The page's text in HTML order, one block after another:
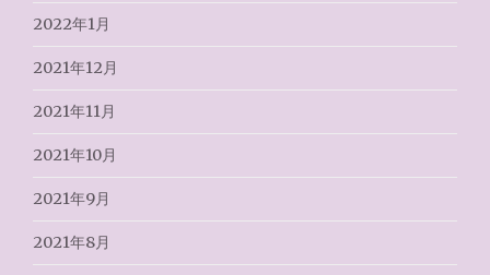
2022年1月
2021年12月
2021年11月
2021年10月
2021年9月
2021年8月